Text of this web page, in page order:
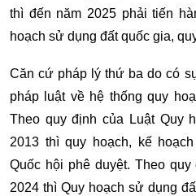
thì đến năm 2025 phải tiến
hoạch sử dụng đất quốc gia,
Căn cứ pháp lý thứ ba do có
pháp luật về hệ thống quy
Theo quy định của Luật Quy
2013 thì quy hoạch, kế
Quốc hội phê duyệt. Theo
2024 thì Quy hoạch sử dụng